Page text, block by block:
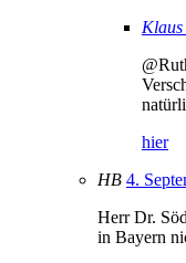
hier
HB 4.
Herr Dr.
in Bayern